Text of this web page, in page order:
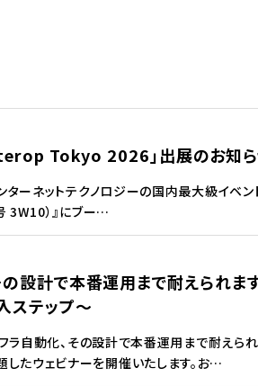
Tokyo 2026」出展のお知
ターネットテクノロジーの国内最大級イ
3W10）』にブー…
設計で本番運用まで耐えられま
ステップ～
ラ自動化、その設計で本番運用まで耐えら
たウェビナーを開催いたします。お…